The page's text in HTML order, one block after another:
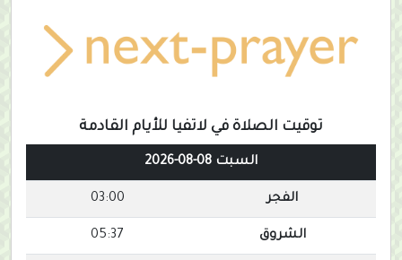
توقيت الصلاة في لاتفيا للأيام القادمة
السبت 08-08-2026
الفجر 03:00
الشروق 05:37